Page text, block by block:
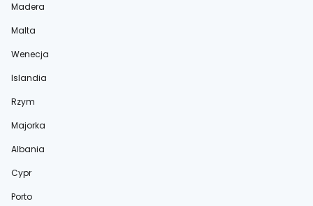
Madera
Malta
Wenecja
Islandia
Rzym
Majorka
Albania
Cypr
Porto